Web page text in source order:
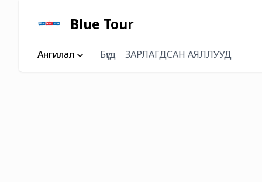
Blue Tour
Ангилал Бүгд ЗАРЛАГДСАН АЯЛЛУУД